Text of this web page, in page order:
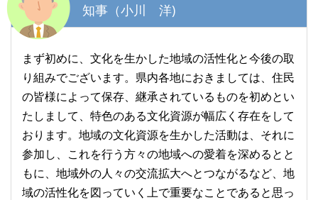
知事（小川 洋)
まず初めに、文化を生かした地域の活性化と今後の取
り組みでございます。県内各地におきましては、住民
の皆様によって保存、継承されているものを初めとい
たしまして、特色のある文化資源が幅広く存在をして
おります。地域の文化資源を生かした活動は、それに
参加し、これを行う方々の地域への愛着を深めるとと
もに、地域外の人々の交流拡大へとつながるなど、地
域の活性化を図っていく上で重要なことであると思っ